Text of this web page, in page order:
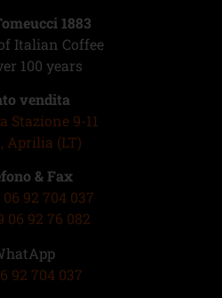
1883
Italian Coffee
100 years
vendita
Stazione 9-11
Aprilia (LT)
& Fax
06 92 704 037
06 92 76 082
92 704 037